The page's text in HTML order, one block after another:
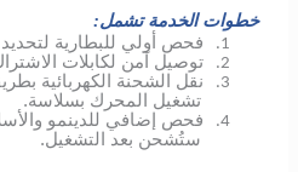
خطوات الخدمة تشمل:
1. فحص أولي للبطارية
2. توصيل آمن لكابلات
3.
نقل الشحنة الكهربائية
تشغيل المحرك بسلاسة.
4. فحص إضافي للدينمو
ستُشحن بعد التشغيل.